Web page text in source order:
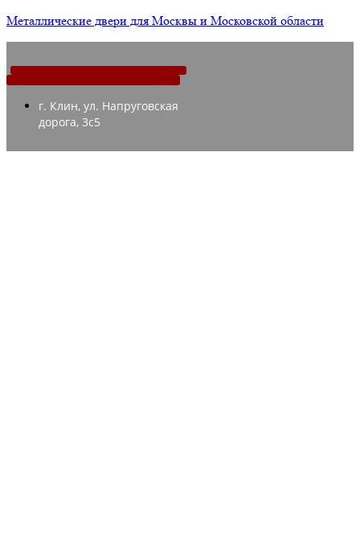
Металлические двери для Москвы и Московской области
г. Клин, ул. Напруговская
дорога, 3с5